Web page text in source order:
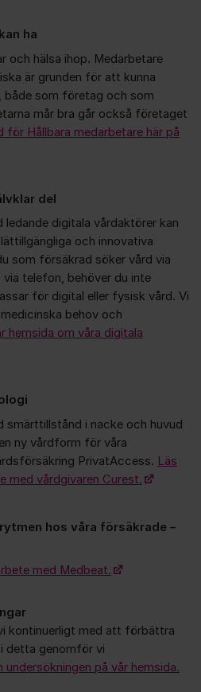
ha
och hälsa ihop. Medarbetare
är grunden för att kunna
både som företag och som
mår bra går också företaget
för Hållbara medarbetare här på
del
digitala vårdaktörer kan
och innovativa
som försäkrad söker vård via
telefon, behöver du inte
för digital eller fysisk vård. Vi
behov och
hemsida om våra digitala
smärttillstånd i nacke och huvud
ny vårdform för våra
PrivatAccess. Läs
med vårdgivaren Curest.
hos våra försäkrade –
med Medbeat.
kontinuerligt med att förbättra
detta genomför vi
undersökningen på vår hemsida.